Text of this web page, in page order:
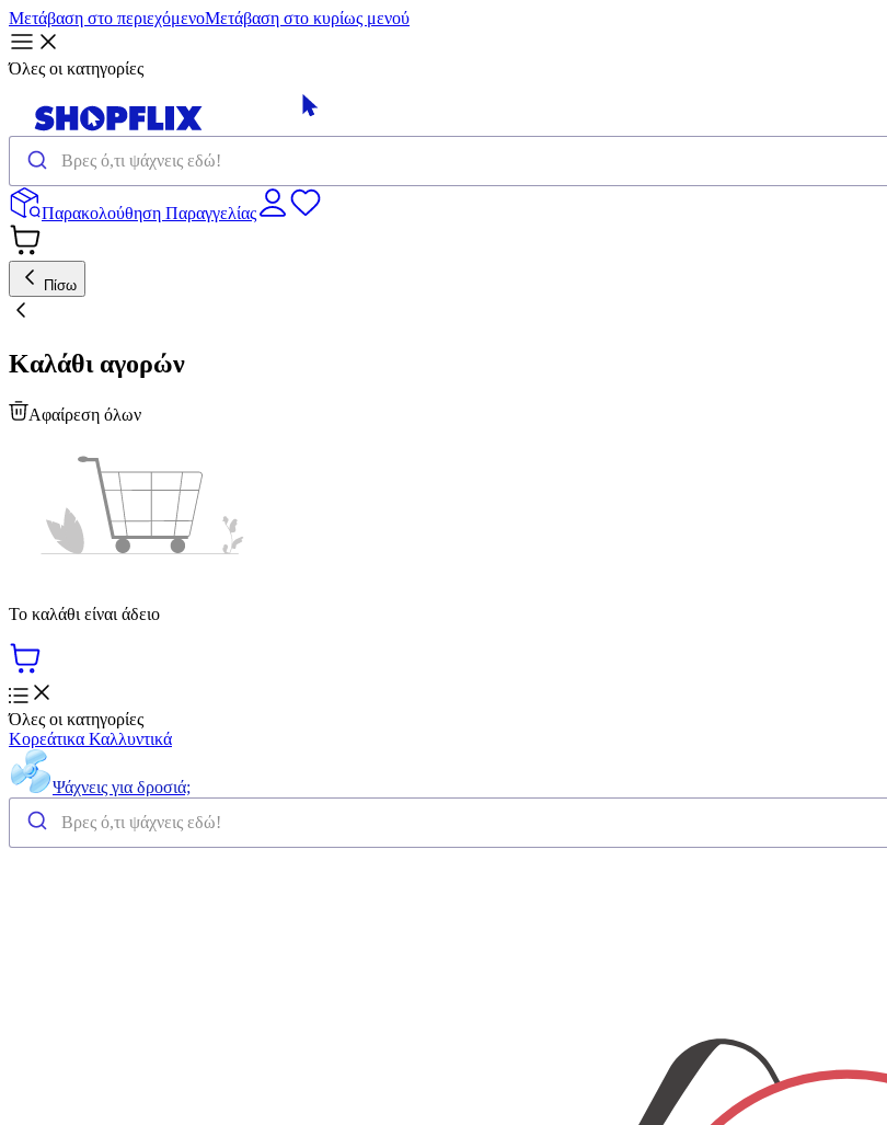
Μετάβαση στο περιεχόμενοΜετάβαση στο κυρίως μενού
Όλες οι κατηγορίες
Παρακολούθηση Παραγγελίας
Πίσω
Καλάθι αγορών
Αφαίρεση όλων
Το καλάθι είναι άδειο
Όλες οι κατηγορίες
Κορεάτικα Καλλυντικά
Ψάχνεις για δροσιά;